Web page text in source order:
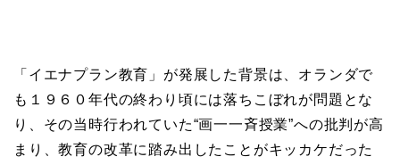
「イエナプラン教育」が発展した背景は、オランダで
も１９６０年代の終わり頃には落ちこぼれが問題とな
り、その当時行われていた“画一一斉授業”への批判が高
まり、教育の改革に踏み出したことがキッカケだった